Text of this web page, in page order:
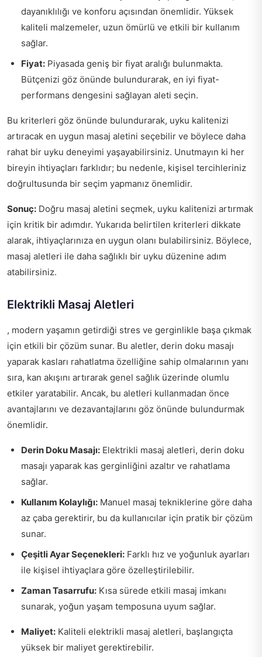
dayanıklılığı ve konforu açısından önemlidir. Yüksek
kaliteli malzemeler, uzun ömürlü ve etkili bir kullanım
sağlar.
Fiyat: Piyasada geniş bir fiyat aralığı bulunmakta.
Bütçenizi göz önünde bulundurarak, en iyi fiyat-
performans dengesini sağlayan aleti seçin.
Bu kriterleri göz önünde bulundurarak, uyku kalitenizi
artıracak en uygun masaj aletini seçebilir ve böylece daha
rahat bir uyku deneyimi yaşayabilirsiniz. Unutmayın ki her
bireyin ihtiyaçları farklıdır; bu nedenle, kişisel tercihleriniz
doğrultusunda bir seçim yapmanız önemlidir.
Sonuç: Doğru masaj aletini seçmek, uyku kalitenizi artırmak
için kritik bir adımdır. Yukarıda belirtilen kriterleri dikkate
alarak, ihtiyaçlarınıza en uygun olanı bulabilirsiniz. Böylece,
masaj aletleri ile daha sağlıklı bir uyku düzenine adım
atabilirsiniz.
Elektrikli Masaj Aletleri
, modern yaşamın getirdiği stres ve gerginlikle başa çıkmak
için etkili bir çözüm sunar. Bu aletler, derin doku masajı
yaparak kasları rahatlatma özelliğine sahip olmalarının yanı
sıra, kan akışını artırarak genel sağlık üzerinde olumlu
etkiler yaratabilir. Ancak, bu aletleri kullanmadan önce
avantajlarını ve dezavantajlarını göz önünde bulundurmak
önemlidir.
Derin Doku Masajı: Elektrikli masaj aletleri, derin doku
masajı yaparak kas gerginliğini azaltır ve rahatlama
sağlar.
Kullanım Kolaylığı: Manuel masaj tekniklerine göre daha
az çaba gerektirir, bu da kullanıcılar için pratik bir çözüm
sunar.
Çeşitli Ayar Seçenekleri: Farklı hız ve yoğunluk ayarları
ile kişisel ihtiyaçlara göre özelleştirilebilir.
Zaman Tasarrufu: Kısa sürede etkili masaj imkanı
sunarak, yoğun yaşam temposuna uyum sağlar.
Maliyet: Kaliteli elektrikli masaj aletleri, başlangıçta
yüksek bir maliyet gerektirebilir.